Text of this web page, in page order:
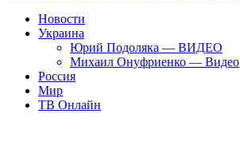
Новости
Украина
Юрий Подоляка — ВИДЕО
Михаил Онуфриенко — Видео
Россия
Мир
ТВ Онлайн